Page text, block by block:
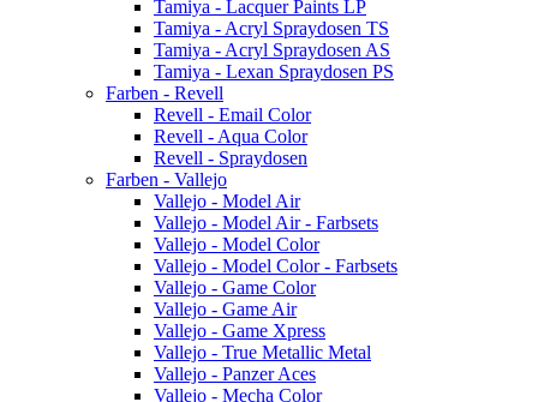
Tamiya - Lacquer Paints LP
Tamiya - Acryl Spraydosen TS
Tamiya - Acryl Spraydosen AS
Tamiya - Lexan Spraydosen PS
Farben - Revell
Revell - Email Color
Revell - Aqua Color
Revell - Spraydosen
Farben - Vallejo
Vallejo - Model Air
Vallejo - Model Air - Farbsets
Vallejo - Model Color
Vallejo - Model Color - Farbsets
Vallejo - Game Color
Vallejo - Game Air
Vallejo - Game Xpress
Vallejo - True Metallic Metal
Vallejo - Panzer Aces
Vallejo - Mecha Color